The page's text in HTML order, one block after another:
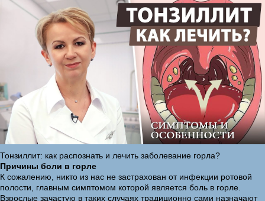
Тонзиллит: как распознать и лечить заболевание горла?
Причины боли в горле
К сожалению, никто из нас не застрахован от инфекции ротовой
полости, главным симптомом которой является боль в горле.
Взрослые зачастую в таких случаях традиционно сами назначают